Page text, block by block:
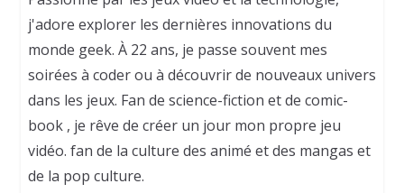
j'adore explorer les dernières innovations du
monde geek. À 22 ans, je passe souvent mes
soirées à coder ou à découvrir de nouveaux univers
dans les jeux. Fan de science-fiction et de comic-
book , je rêve de créer un jour mon propre jeu
vidéo. fan de la culture des animé et des mangas et
de la pop culture.